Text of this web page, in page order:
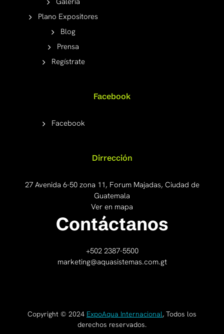
Plano Expositores
Blog
Prensa
Regístrate
Facebook
Facebook
Dirrección
27 Avenida 6-50 zona 11, Forum Majadas, Ciudad de
Guatemala
Ver en mapa
Contáctanos
+502 2387-5500
marketing@aquasistemas.com.gt
Copyright © 2024 ExpoAqua Internacional, Todos los
derechos reservados.